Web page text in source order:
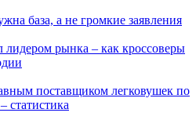
база, а не громкие заявления
лидером рынка – как кроссоверы
поставщиком легковушек по
статистика